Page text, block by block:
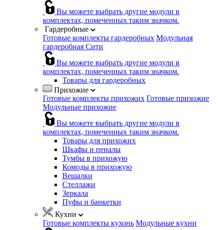
Вы можете выбрать другие модули в
комплектах, помеченных таким значком.
Гардеробные
Готовые комплекты гардеробных Модульная
гардеробная Сити
Вы можете выбрать другие модули в
комплектах, помеченных таким значком.
Товары для гардеробных
Прихожие
Готовые комплекты прихожих Готовые прихожие
Модульные прихожие
Вы можете выбрать другие модули в
комплектах, помеченных таким значком.
Товары для прихожих
Шкафы и пеналы
Тумбы в прихожую
Комоды в прихожую
Вешалки
Стеллажи
Зеркала
Пуфы и банкетки
Кухни
Готовые комплекты кухонь Модульные кухни